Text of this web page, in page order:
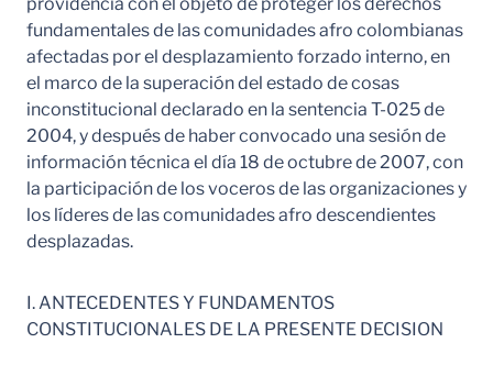
fundamentales de las comunidades afro colombianas
afectadas por el desplazamiento forzado interno, en
el marco de la superación del estado de cosas
inconstitucional declarado en la sentencia T-025 de
2004, y después de haber convocado una sesión de
información técnica el día 18 de octubre de 2007, con
la participación de los voceros de las organizaciones y
los líderes de las comunidades afro descendientes
desplazadas.
I. ANTECEDENTES Y FUNDAMENTOS
CONSTITUCIONALES DE LA PRESENTE DECISION